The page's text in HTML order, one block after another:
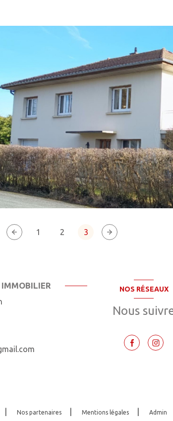
1 2 3
IMMOBILIER NOS RÉSEAUX
Nous
Nos partenaires Mentions légales Admin